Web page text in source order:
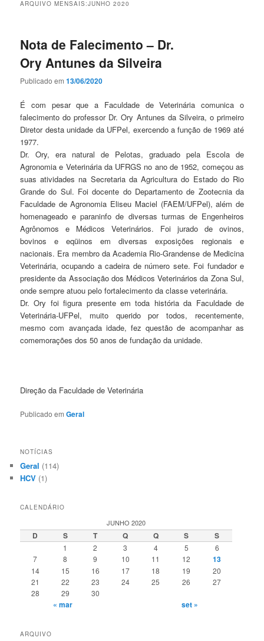
ARQUIVO MENSAIS:JUNHO 2020
Nota de Falecimento – Dr.
Ory Antunes da Silveira
Publicado em13/06/2020
É com pesar que a Faculdade de Veterinária comunica o
falecimento do professor Dr. Ory Antunes da Silveira, o primeiro
Diretor desta unidade da UFPel, exercendo a função de 1969 até
1977.
Dr. Ory, era natural de Pelotas, graduado pela Escola de
Agronomia e Veterinária da UFRGS no ano de 1952, começou as
suas atividades na Secretaria da Agricultura do Estado do Rio
Grande do Sul. Foi docente do Departamento de Zootecnia da
Faculdade de Agronomia Eliseu Maciel (FAEM/UFPel), além de
homenageado e paraninfo de diversas turmas de Engenheiros
Agrônomos e Médicos Veterinários. Foi jurado de ovinos,
bovinos e eqüinos em diversas exposições regionais e
nacionais. Era membro da Academia Rio-Grandense de Medicina
Veterinária, ocupando a cadeira de número sete. Foi fundador e
presidente da Associação dos Médicos Veterinários da Zona Sul,
onde sempre atuou pelo fortalecimento da classe veterinária.
Dr. Ory foi figura presente em toda história da Faculdade de
Veterinária-UFPel, muito querido por todos, recentemente,
mesmo com avançada idade, fez questão de acompanhar as
comemorações dos 50 anos de fundação da unidade.
Direção da Faculdade de Veterinária
Publicado em Geral
NOTÍCIAS
Geral (114)
HCV (1)
CALENDÁRIO
JUNHO 2020
D S T Q Q S S
1 2 3 4 5
6
7
8 9 10 11 12 13
14 15 16 17 18 19
20
21
22 23 24 25 26
27
28
29 30
« mar set »
ARQUIVO